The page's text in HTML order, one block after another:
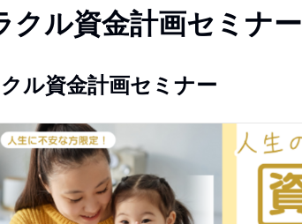
クル資金計画セミナー
ル資金計画セミナー